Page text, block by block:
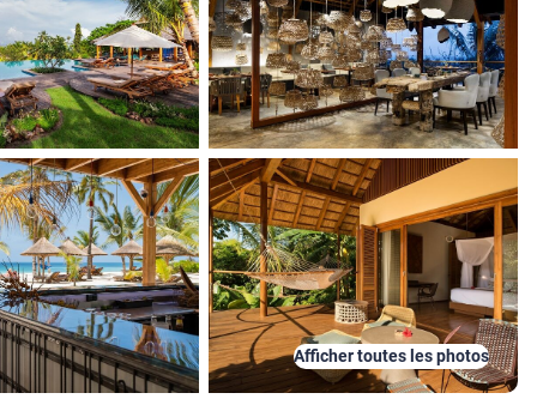
Afficher toutes les photos